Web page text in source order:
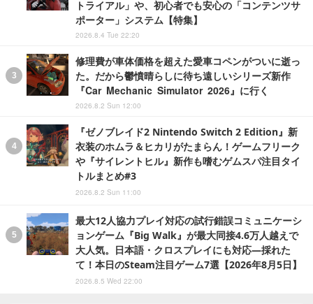
トライアル」や、初心者でも安心の「コンテンツサ
ポーター」システム【特集】
2026.8.4 Tue 22:20
修理費が車体価格を超えた愛車コペンがついに逝っ
た。だから鬱憤晴らしに待ち遠しいシリーズ新作
『Car Mechanic Simulator 2026』に行く
2026.8.2 Sun 12:00
『ゼノブレイド2 Nintendo Switch 2 Edition』新
衣装のホムラ＆ヒカリがたまらん！ゲームフリーク
や『サイレントヒル』新作も嗜むゲムスパ注目タイ
トルまとめ#3
2026.8.2 Sun 11:00
最大12人協力プレイ対応の試行錯誤コミュニケーシ
ョンゲーム『Big Walk』が最大同接4.6万人越えで
大人気。日本語・クロスプレイにも対応―採れた
て！本日のSteam注目ゲーム7選【2026年8月5日】
2026.8.5 Wed 22:00